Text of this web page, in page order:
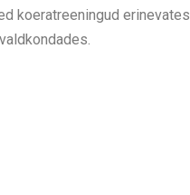
koeratreeningud erinevates
valdkondades.